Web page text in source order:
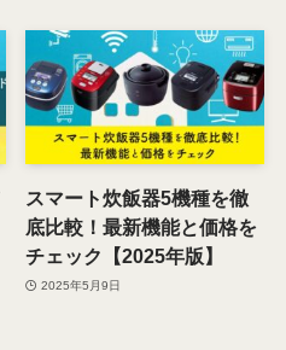
スマート炊飯器5機種を徹
底比較！最新機能と価格を
チェック【2025年版】
2025年5月9日